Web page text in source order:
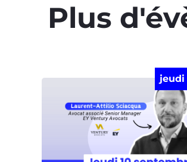
Plus
jeudi